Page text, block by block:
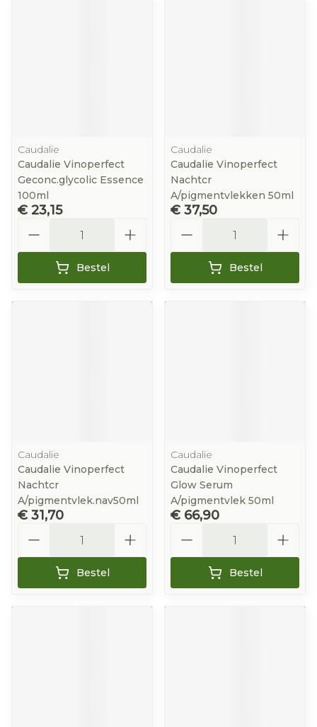
Caudalie
Caudalie Vinoperfect
Geconc.glycolic Essence
100ml
€ 23,15
Bestel
Caudalie
Caudalie Vinoperfect
Nachtcr
A/pigmentvlekken 50ml
€ 37,50
Bestel
Caudalie
Caudalie Vinoperfect
Nachtcr
A/pigmentvlek.nav50ml
€ 31,70
Bestel
Caudalie
Caudalie Vinoperfect
Glow Serum
A/pigmentvlek 50ml
€ 66,90
Bestel